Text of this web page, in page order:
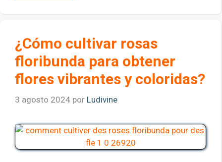
¿Cómo cultivar rosas
floribunda para obtener
flores vibrantes y coloridas?
3 agosto 2024 por Ludivine